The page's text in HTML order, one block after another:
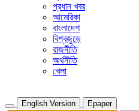
প্রধান খবর
আমেরিকা
বাংলাদেশ
বিশ্বজুড়ে
রাজনীতি
অর্থনীতি
খেলা
English Version
Epaper